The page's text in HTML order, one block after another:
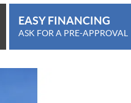
EASY FINANCING
ASK FOR A PRE-APPROVAL